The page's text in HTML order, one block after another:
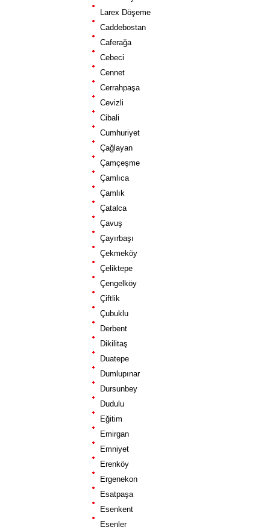
Larex Döşeme
Caddebostan
Caferağa
Cebeci
Cennet
Cerrahpaşa
Cevizli
Cibali
Cumhuriyet
Çağlayan
Çamçeşme
Çamlıca
Çamlık
Çatalca
Çavuş
Çayırbaşı
Çekmeköy
Çeliktepe
Çengelköy
Çiftlik
Çubuklu
Derbent
Dikilitaş
Duatepe
Dumlupınar
Dursunbey
Dudulu
Eğitim
Emirgan
Emniyet
Erenköy
Ergenekon
Esatpaşa
Esenkent
Esenler